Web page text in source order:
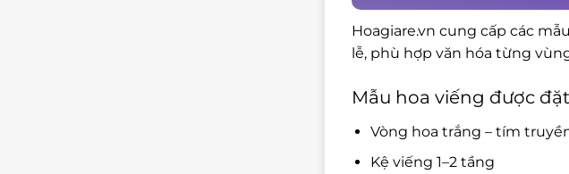
Hoagiare.vn cung cấp các mẫu
lễ, phù hợp văn hóa từng
Mẫu hoa viếng được
Vòng hoa trắng – tím
Kệ viếng 1–2 tầng